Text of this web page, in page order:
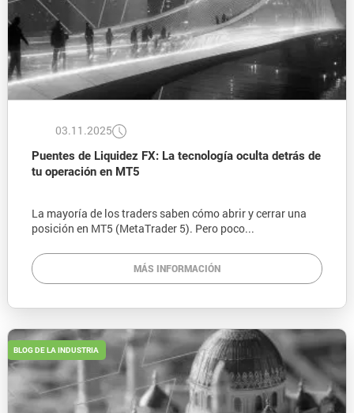
03.11.2025
Puentes de Liquidez FX: La tecnología oculta detrás de
tu operación en MT5
La mayoría de los traders saben cómo abrir y cerrar una
posición en MT5 (MetaTrader 5). Pero poco...
MÁS INFORMACIÓN
BLOG DE LA INDUSTRIA